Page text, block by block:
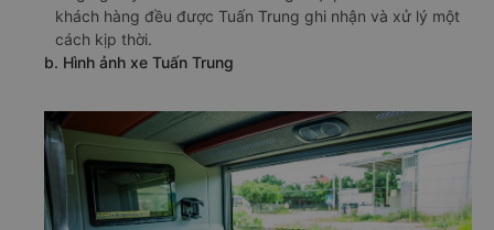
khách hàng đều được Tuấn Trung ghi nhận và xử lý một
cách kịp thời.
b. Hình ảnh xe Tuấn Trung